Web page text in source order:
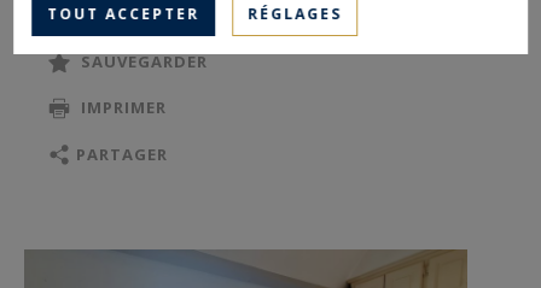
un environnement résidentiel et privilégié.
Les informations sur les risques auxquels ce
SAUVEGARDER
IMPRIMER
PARTAGER
TOUT ACCEPTER RÉGLAGES